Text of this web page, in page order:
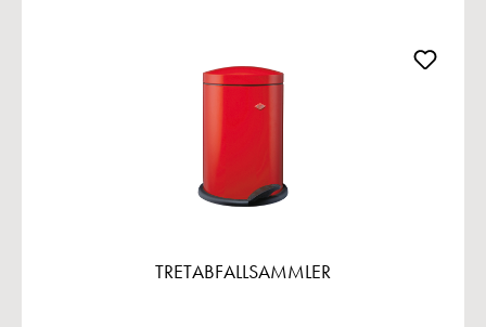
TRETABFALLSAMMLER